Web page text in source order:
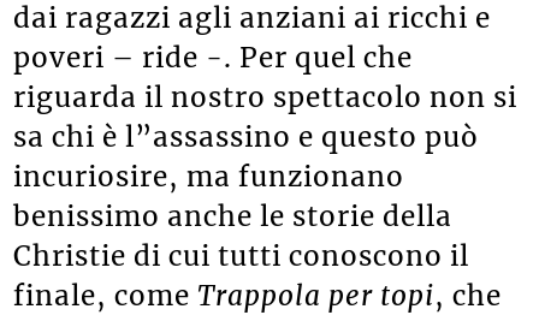
dai ragazzi agli anziani ai ricchi e
poveri – ride -. Per quel che
riguarda il nostro spettacolo non si
sa chi è l”assassino e questo può
incuriosire, ma funzionano
benissimo anche le storie della
Christie di cui tutti conoscono il
finale, come Trappola per topi, che